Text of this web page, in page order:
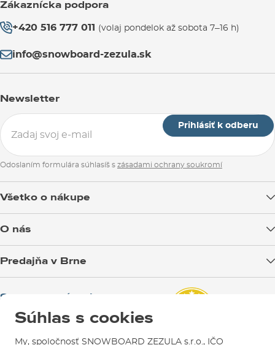
Zákaznícka podpora
+420 516 777 011 (volaj pondelok až sobota 7–16 h)
info@snowboard-zezula.sk
Newsletter
Prihlásiť k odberu
Odoslaním formulára súhlasíš s zásadami ochrany soukromí
Všetko o nákupe
Výmena a vrátenie tovaru
Reklamácie
Návody na použitie a údržbu
Kontakty
O nás
SNOWBOARD ZEZULA Team
Ako si vybrať vybavenie
Predajňa v Brne
Parkovanie
Požičovňa
Sme overený e-shop.
Naši spokojní zákazníci nám udelili
Súhlas s cookies
My, spoločnosť SNOWBOARD ZEZULA s.r.o., IČO